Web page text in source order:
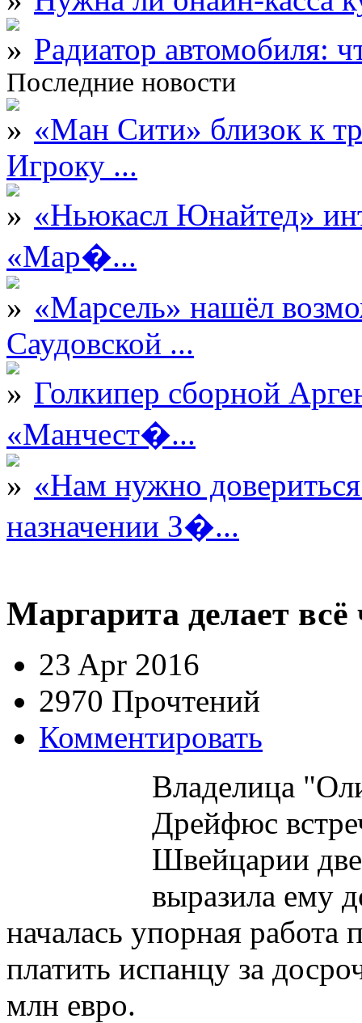
Радиатор автомобиля:
Последние новости
«Ман Сити» близок к
Игроку ...
«Ньюкасл Юнайтед»
«Мар�...
«Марсель» нашёл
Саудовской ...
Голкипер сборной
«Манчест�...
«Нам нужно
назначении З�...
Маргарита делает
23 Apr 2016
2970 Прочтений
Комментировать
Владелица
Дрейфюс
Швейцарии две
выразила ему
началась упорная
платить испанцу за
млн евро.